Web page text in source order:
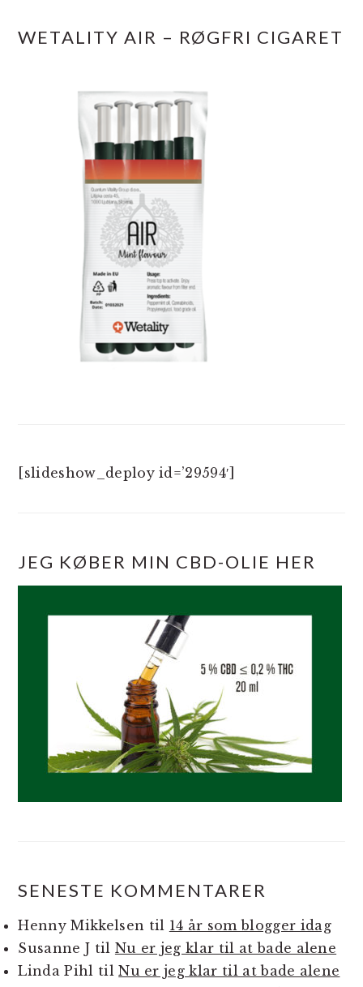
WETALITY AIR – RØGFRI CIGARET
[slideshow_deploy id=’29594′]
JEG KØBER MIN CBD-OLIE HER
SENESTE KOMMENTARER
Henny Mikkelsen til 14 år som blogger idag
Susanne J til Nu er jeg klar til at bade alene
Linda Pihl tilNu er jeg klar til at bade alene